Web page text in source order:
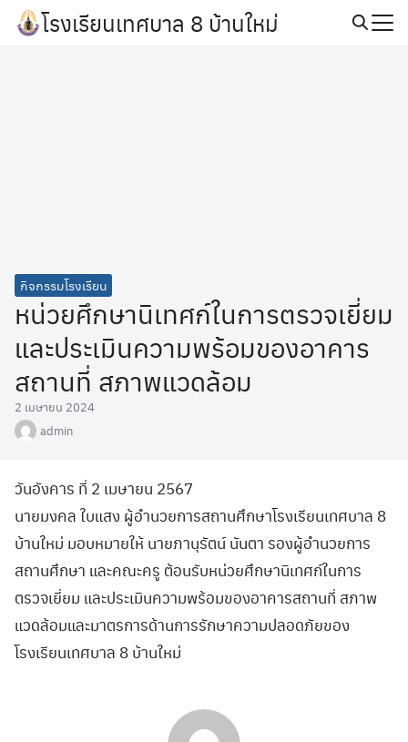
Skip
โรงเรียนเทศบาล 8 บ้านใหม่
กิจกรรมโรงเรียน
หน่วยศึกษานิเทศก์ในการตรวจเยี่ยม
และประเมินความพร้อมของอาคาร
สถานที่ สภาพแวดล้อม
2 เมษายน 2024
admin
วันอังคาร ที่ 2 เมษายน 2567
นายมงคล ใบแสง ผู้อำนวยการสถานศึกษาโรงเรียนเทศบาล 8
บ้านใหม่ มอบหมายให้ นายภานุรัตน์ นันตา รองผู้อำนวยการ
สถานศึกษา และคณะครู ต้อนรับหน่วยศึกษานิเทศก์ในการ
ตรวจเยี่ยม และประเมินความพร้อมของอาคารสถานที่ สภาพ
แวดล้อมและมาตรการด้านการรักษาความปลอดภัยของ
โรงเรียนเทศบาล 8 บ้านใหม่